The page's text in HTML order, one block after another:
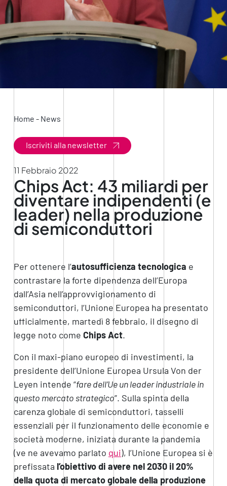
Home - News
Iscriviti alla newsletter
11 Febbraio 2022
Chips Act: 43 miliardi per
diventare indipendenti (e
leader) nella produzione
di semiconduttori
Per ottenere l’autosufficienza tecnologica e
contrastare la forte dipendenza dell’Europa
dall’Asia nell’approvvigionamento di
semiconduttori, l’Unione Europea ha presentato
ufficialmente, martedì 8 febbraio, il disegno di
legge noto come Chips Act.
Con il maxi-piano europeo di investimenti, la
presidente dell’Unione Europea Ursula Von der
Leyen intende “fare dell’Ue un leader industriale in
questo mercato strategico”. Sulla spinta della
carenza globale di semiconduttori, tasselli
essenziali per il funzionamento delle economie e
società moderne, iniziata durante la pandemia
(ve ne avevamo parlato qui), l’Unione Europea si è
prefissata l’obiettivo di avere nel 2030 il 20%
della quota di mercato globale della produzione